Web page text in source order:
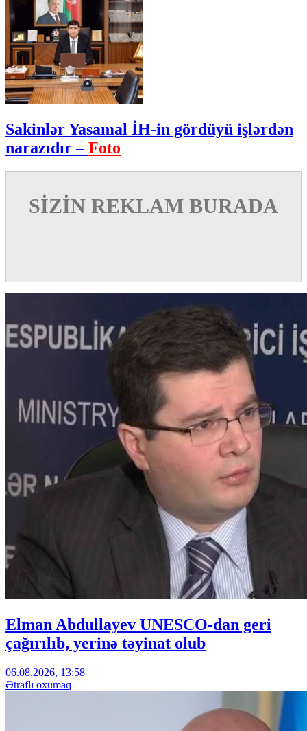
Sakinlər Yasamal İH-in gördüyü işlərdən
narazıdır –Foto
SİZİN REKLAM BURADA
Elman Abdullayev UNESCO-dan geri
çağırılıb, yerinə təyinat olub
06.08.2026, 13:58
Ətraflı oxumaq